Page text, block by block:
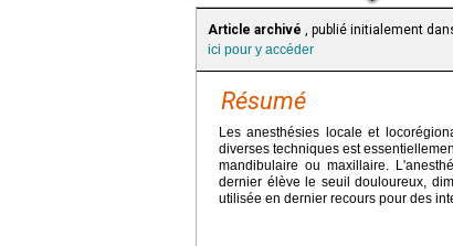
Article archivé , publié initialement
ici pour y accéder
Résumé
Les anesthésies locale et
diverses techniques est
mandibulaire ou maxillaire.
dernier élève le seuil douloureux,
utilisée en dernier recours pour des